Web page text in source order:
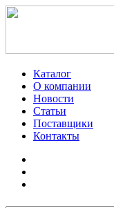
Каталог
О компании
Новости
Статьи
Поставщики
Контакты